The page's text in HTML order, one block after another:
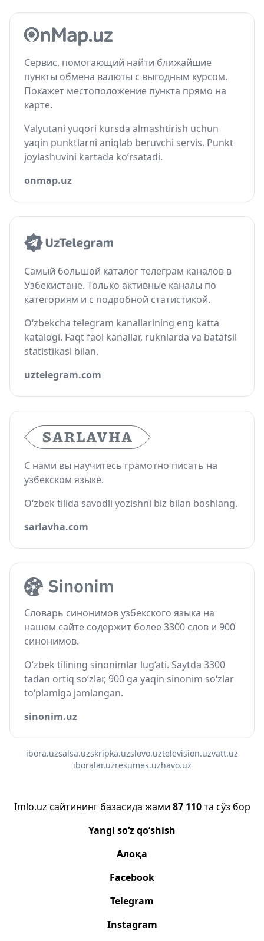
Сервис, помогающий найти ближайшие
пункты обмена валюты с выгодным курсом.
Покажет местоположение пункта прямо на
карте.
Valyutani yuqori kursda almashtirish uchun
yaqin punktlarni aniqlab beruvchi servis. Punkt
joylashuvini kartada ko‘rsatadi.
onmap.uz
Самый большой каталог телеграм каналов в
Узбекистане. Только активные каналы по
категориям и с подробной статистикой.
O‘zbekcha telegram kanallarining eng katta
katalogi. Faqt faol kanallar, ruknlarda va batafsil
statistikasi bilan.
uztelegram.com
С нами вы научитесь грамотно писать на
узбекском языке.
O‘zbek tilida savodli yozishni biz bilan boshlang.
sarlavha.com
Словарь синонимов узбекского языка на
нашем сайте содержит более 3300 слов и 900
синонимов.
O‘zbek tilining sinonimlar lug‘ati. Saytda 3300
tadan ortiq so‘zlar, 900 ga yaqin sinonim so‘zlar
to‘plamiga jamlangan.
sinonim.uz
ibora.uzsalsa.uzskripka.uzslovo.uztelevision.uzvatt.uz
iboralar.uzresumes.uzhavo.uz
Imlo.uz сайтининг базасида жами 87 110та сўз бор
Yangi so‘z qo‘shish
Алоқа
Facebook
Telegram
Instagram